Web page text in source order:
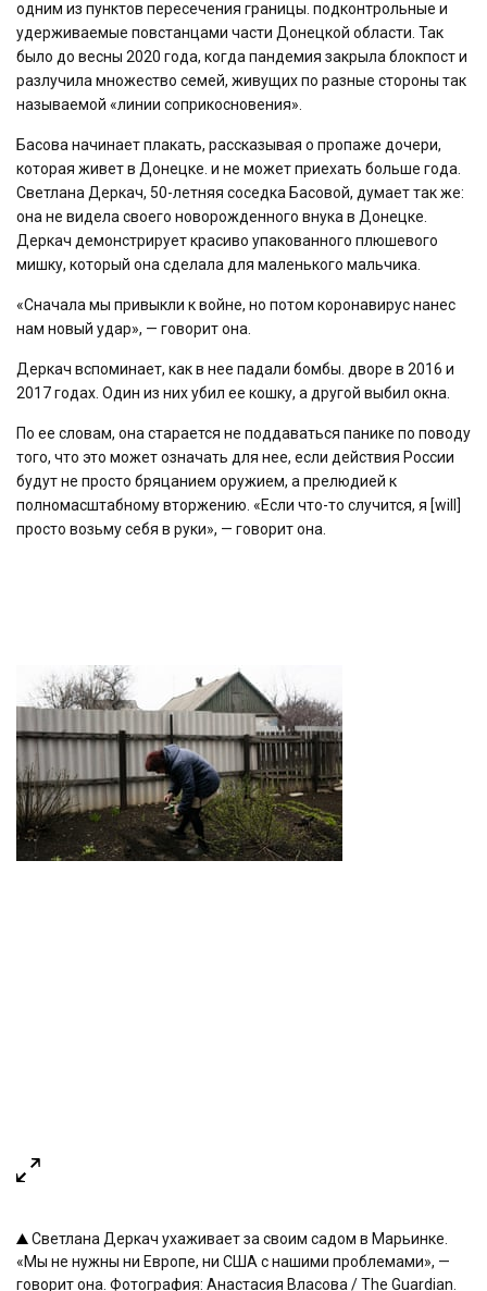
одним из пунктов пересечения границы. подконтрольные и
удерживаемые повстанцами части Донецкой области. Так
было до весны 2020 года, когда пандемия закрыла блокпост и
разлучила множество семей, живущих по разные стороны так
называемой «линии соприкосновения».
Басова начинает плакать, рассказывая о пропаже дочери,
которая живет в Донецке. и не может приехать больше года.
Светлана Деркач, 50-летняя соседка Басовой, думает так же:
она не видела своего новорожденного внука в Донецке.
Деркач демонстрирует красиво упакованного плюшевого
мишку, который она сделала для маленького мальчика.
«Сначала мы привыкли к войне, но потом коронавирус нанес
нам новый удар», — говорит она.
Деркач вспоминает, как в нее падали бомбы. дворе в 2016 и
2017 годах. Один из них убил ее кошку, а другой выбил окна.
По ее словам, она старается не поддаваться панике по поводу
того, что это может означать для нее, если действия России
будут не просто бряцанием оружием, а прелюдией к
полномасштабному вторжению. «Если что-то случится, я [will]
просто возьму себя в руки», — говорит она.
Светлана Деркач ухаживает за своим садом в Марьинке.
«Мы не нужны ни Европе, ни США с нашими проблемами», —
говорит она. Фотография: Анастасия Власова / The Guardian.